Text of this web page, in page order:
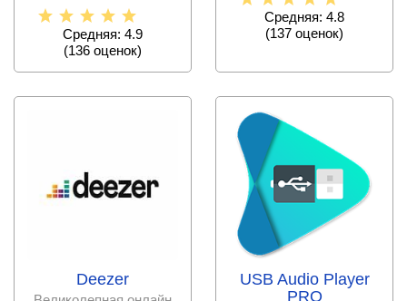
Средняя: 4.9
(136 оценок)
Средняя: 4.8
(137 оценок)
Deezer
USB Audio Player
PRO